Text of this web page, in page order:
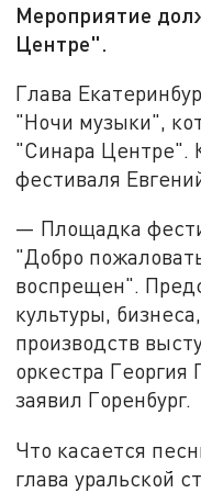
Мероприятие
Центре".
Глава
"Ночи музыки",
"Синара Центре".
фестиваля
— Площадка
"Добро
воспрещен".
культуры,
производств
оркестра
заявил Горенбург.
Что касается
глава уральской